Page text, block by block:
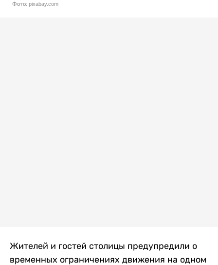
Фото: pixabay.com
Жителей и гостей столицы предупредили о
временных ограничениях движения на одном